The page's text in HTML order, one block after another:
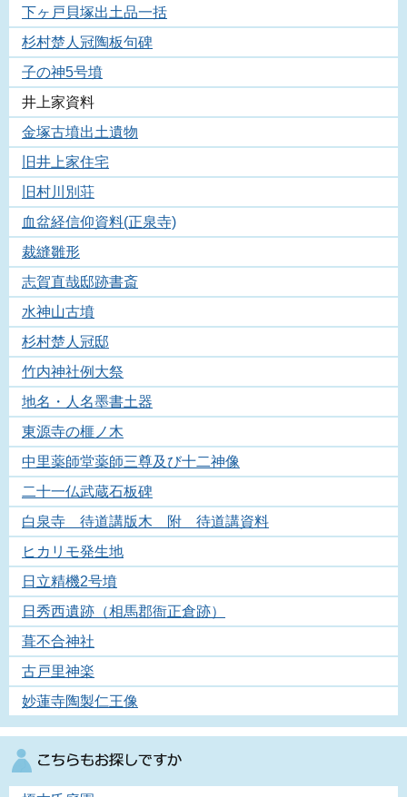
下ヶ戸貝塚出土品一括
杉村楚人冠陶板句碑
子の神5号墳
井上家資料
金塚古墳出土遺物
旧井上家住宅
旧村川別荘
血盆経信仰資料(正泉寺)
裁縫雛形
志賀直哉邸跡書斎
水神山古墳
杉村楚人冠邸
竹内神社例大祭
地名・人名墨書土器
東源寺の榧ノ木
中里薬師堂薬師三尊及び十二神像
二十一仏武蔵石板碑
白泉寺 待道講版木 附 待道講資料
ヒカリモ発生地
日立精機2号墳
日秀西遺跡（相馬郡衙正倉跡）
葺不合神社
古戸里神楽
妙蓮寺陶製仁王像